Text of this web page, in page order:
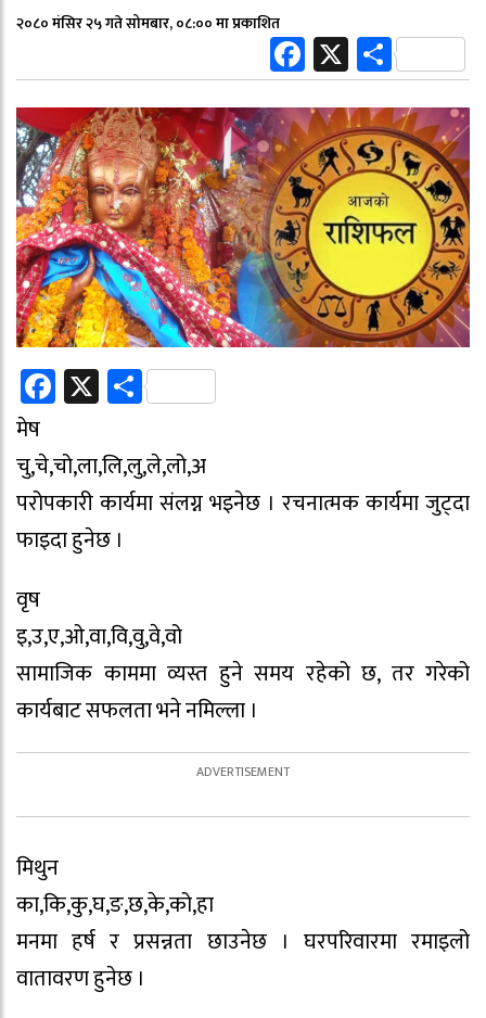
२०८० मंसिर २५ गते सोमबार, ०८:०० मा प्रकाशित
Facebook
XShare
Facebook
X Share
मेष
चु,चे,चो,ला,लि,लु,ले,लो,अ
परोपकारी कार्यमा संलग्न भइनेछ । रचनात्मक कार्यमा जुट्दा
फाइदा हुनेछ ।
वृष
इ,उ,ए,ओ,वा,वि,वु,वे,वो
सामाजिक काममा व्यस्त हुने समय रहेको छ, तर गरेको
कार्यबाट सफलता भने नमिल्ला ।
मिथुन
का,कि,कु,घ,ङ,छ,के,को,हा
मनमा हर्ष र प्रसन्नता छाउनेछ । घरपरिवारमा रमाइलो
वातावरण हुनेछ ।